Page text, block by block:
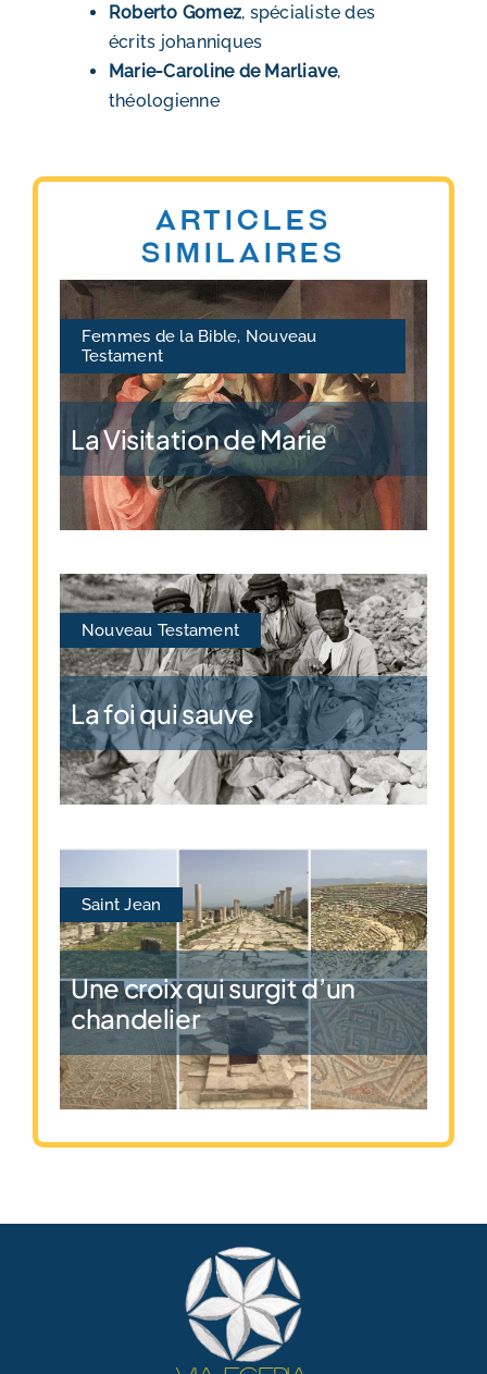
Roberto Gomez, spécialiste des
écrits johanniques
Marie-Caroline de Marliave,
théologienne
Articles
similaires
Femmes de la Bible, Nouveau
Testament
La Visitation de Marie
Nouveau Testament
La foi qui sauve
Saint Jean
Une croix qui surgit d’un
chandelier